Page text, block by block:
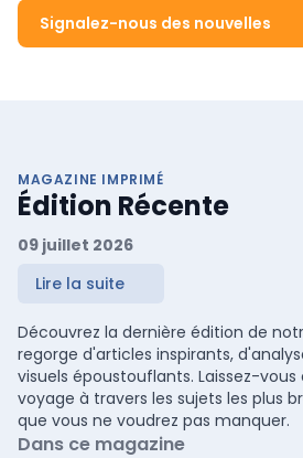
Signalez-nous des nouvelles
MAGAZINE IMPRIMÉ
Édition Récente
09 juillet 2026
Lire la suite
Découvrez la dernière édition de
regorge d'articles inspirants,
visuels époustouflants. Laissez-
voyage à travers les sujets les plus
que vous ne voudrez pas manquer.
Dans ce magazine